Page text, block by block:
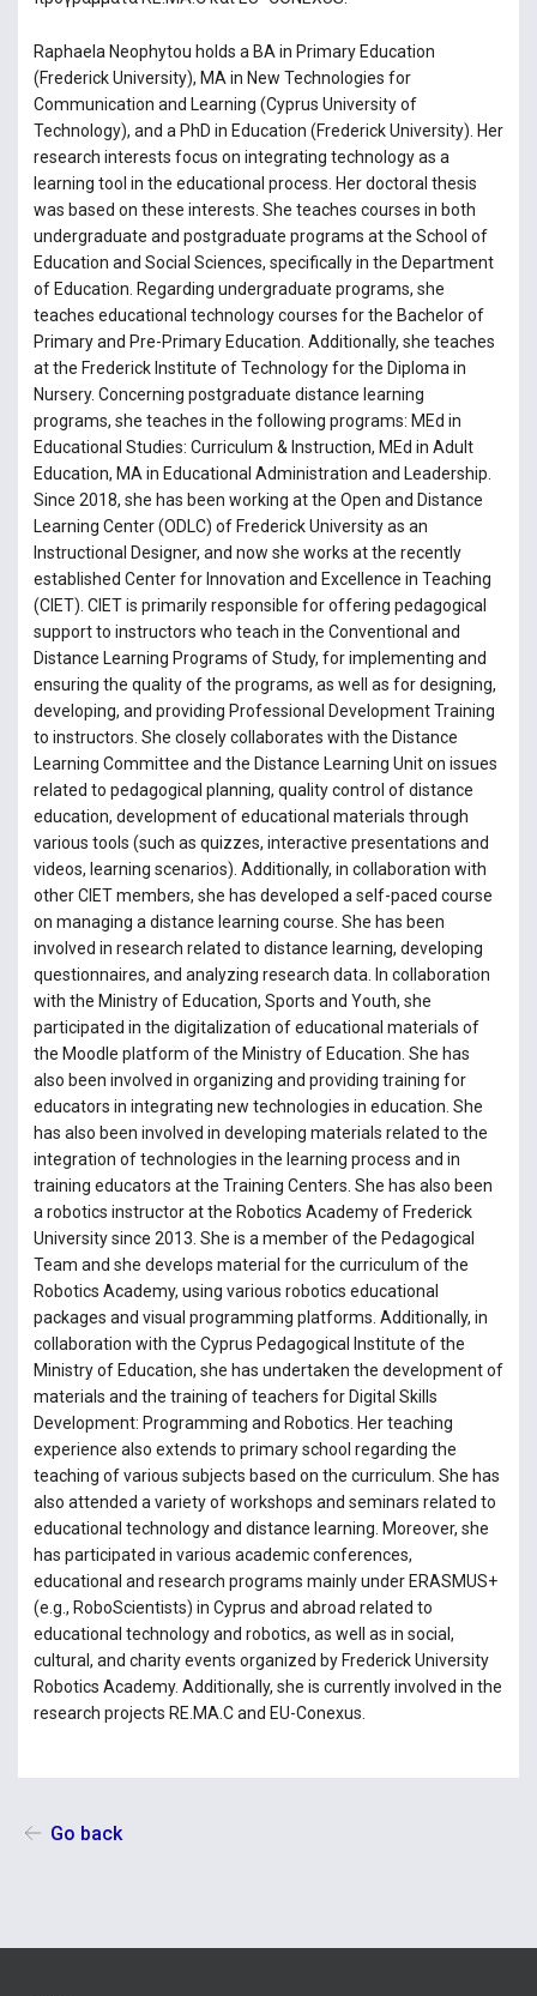
Raphaela Neophytou holds a BA in Primary Education
(Frederick University), MA in New Technologies for
Communication and Learning (Cyprus University of
Technology), and a PhD in Education (Frederick University). Her
research interests focus on integrating technology as a
learning tool in the educational process. Her doctoral thesis
was based on these interests. She teaches courses in both
undergraduate and postgraduate programs at the School of
Education and Social Sciences, specifically in the Department
of Education. Regarding undergraduate programs, she
teaches educational technology courses for the Bachelor of
Primary and Pre-Primary Education. Additionally, she teaches
at the Frederick Institute of Technology for the Diploma in
Nursery. Concerning postgraduate distance learning
programs, she teaches in the following programs: MEd in
Educational Studies: Curriculum & Instruction, MEd in Adult
Education, MA in Educational Administration and Leadership.
Since 2018, she has been working at the Open and Distance
Learning Center (ODLC) of Frederick University as an
Instructional Designer, and now she works at the recently
established Center for Innovation and Excellence in Teaching
(CIET). CIET is primarily responsible for offering pedagogical
support to instructors who teach in the Conventional and
Distance Learning Programs of Study, for implementing and
ensuring the quality of the programs, as well as for designing,
developing, and providing Professional Development Training
to instructors. She closely collaborates with the Distance
Learning Committee and the Distance Learning Unit on issues
related to pedagogical planning, quality control of distance
education, development of educational materials through
various tools (such as quizzes, interactive presentations and
videos, learning scenarios). Additionally, in collaboration with
other CIET members, she has developed a self-paced course
on managing a distance learning course. She has been
involved in research related to distance learning, developing
questionnaires, and analyzing research data. In collaboration
with the Ministry of Education, Sports and Youth, she
participated in the digitalization of educational materials of
the Moodle platform of the Ministry of Education. She has
also been involved in organizing and providing training for
educators in integrating new technologies in education. She
has also been involved in developing materials related to the
integration of technologies in the learning process and in
training educators at the Training Centers. She has also been
a robotics instructor at the Robotics Academy of Frederick
University since 2013. She is a member of the Pedagogical
Team and she develops material for the curriculum of the
Robotics Academy, using various robotics educational
packages and visual programming platforms. Additionally, in
collaboration with the Cyprus Pedagogical Institute of the
Ministry of Education, she has undertaken the development of
materials and the training of teachers for Digital Skills
Development: Programming and Robotics. Her teaching
experience also extends to primary school regarding the
teaching of various subjects based on the curriculum. She has
also attended a variety of workshops and seminars related to
educational technology and distance learning. Moreover, she
has participated in various academic conferences,
educational and research programs mainly under ERASMUS+
(e.g., RoboScientists) in Cyprus and abroad related to
educational technology and robotics, as well as in social,
cultural, and charity events organized by Frederick University
Robotics Academy. Additionally, she is currently involved in the
research projects RE.MA.C and EU-Conexus.
Go back